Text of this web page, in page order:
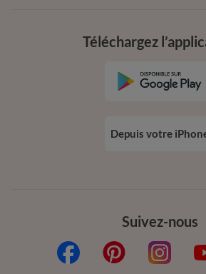
Suivez-nous
Téléchargez
Depuis votre